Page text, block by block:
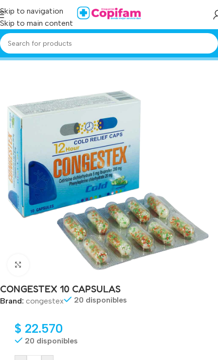
Skip to navigation
Skip to main content
Producto
CONGESTEX 10 CAPSULAS
Brand: congestex 20 disponibles
$ 22.570
20 disponibles